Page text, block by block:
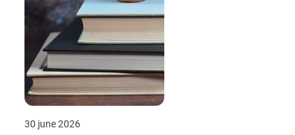
30 june 2026